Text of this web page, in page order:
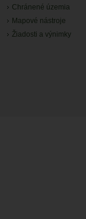
Chránené územia
Mapové nástroje
Žiadosti a výnimky